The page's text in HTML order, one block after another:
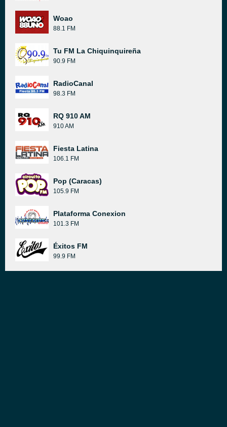
Woao
88.1 FM
Tu FM La Chiquinquireña
90.9 FM
RadioCanal
98.3 FM
RQ 910 AM
910 AM
Fiesta Latina
106.1 FM
Pop (Caracas)
105.9 FM
Plataforma Conexion
101.3 FM
Éxitos FM
99.9 FM